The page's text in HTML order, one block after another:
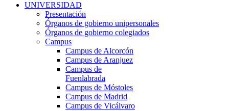
UNIVERSIDAD
Presentación
Órganos de gobierno unipersonales
Órganos de gobierno colegiados
Campus
Campus de Alcorcón
Campus de Aranjuez
Campus de
Fuenlabrada
Campus de Móstoles
Campus de Madrid
Campus de Vicálvaro